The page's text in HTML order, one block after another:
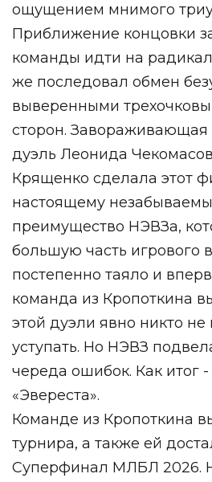
ощущением мнимого
Приближение концовки
команды идти на
же последовал обмен
выверенными
сторон. Завораживающая
дуэль Леонида
Крященко сделала этот
настоящему
преимущество НЭВЗа,
большую часть игрового
постепенно таяло и
команда из Кропоткина
этой дуэли явно никто
уступать. Но НЭВЗ
череда ошибок. Как итог -
«Эвереста».
Команде из Кропоткина
турнира, а также ей
Суперфинал МЛБЛ 2026.